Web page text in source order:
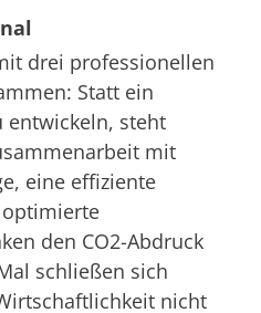
drei professionellen
Statt ein
entwickeln, steht
mit
eine effiziente
den CO2-Abdruck
schließen sich
nicht